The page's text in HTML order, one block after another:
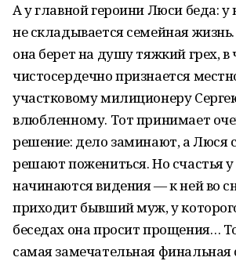
А у главной героини Люси беда: у
не складывается семейная
она берет на душу тяжкий грех, в
чистосердечно признается
участковому милиционеру
влюбленному. Тот принимает
решение: дело заминают, а Люся
решают пожениться. Но счастья
начинаются видения — к ней во
приходит бывший муж, у
беседах она просит прощения…
самая замечательная финальная